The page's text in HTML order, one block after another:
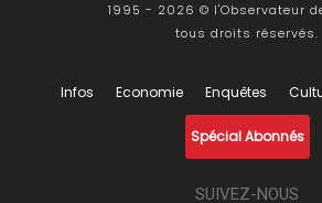
1995 - 2026 © l'Observateur
tous droits réservés.
Infos Economie Enquêtes
Spécial Abonnés
SUIVEZ-NOUS